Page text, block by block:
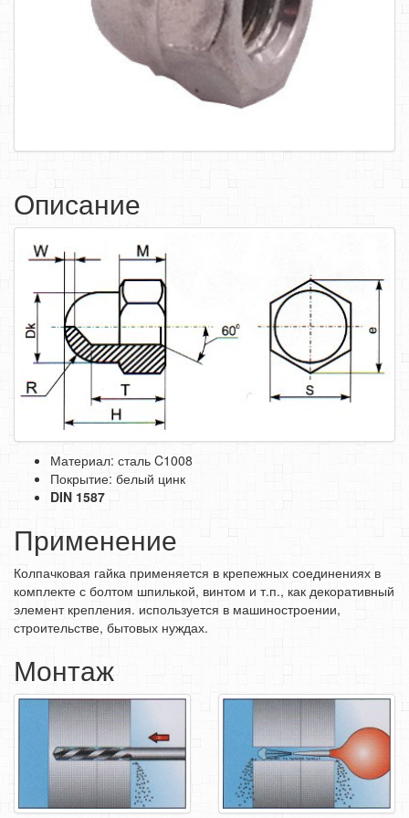
САМОРЕЗЫ, ШУРУПЫ
КЛЕИ, ПЕНЫ, ГЕРМЕТИКИ, ОЧИСТИТЕЛЬ
ДВЕРНАЯ ФУРНИТУРА
МЕБЕЛЬНАЯ ФУРНИТУРА
САНТЕХНИКА
ЭЛЕКТРОТОВАРЫ
ХОЗТОВАРЫ
ЛЕНТЫ, СКОТЧИ, ПЛЕНКИ
СРЕДСТВА ЗАЩИТЫ ТРУДА
ЭЛЕКТРОДЫ, ПРОВОЛКА
ЭЛЕКТРОИНСТРУМЕНТ
Описание
Материал: сталь C1008
Покрытие: белый цинк
DIN 1587
Применение
Колпачковая гайка применяется в крепежных соединениях в
комплекте с болтом шпилькой, винтом и т.п., как декоративный
элемент крепления. используется в машиностроении,
строительстве, бытовых нуждах.
Монтаж